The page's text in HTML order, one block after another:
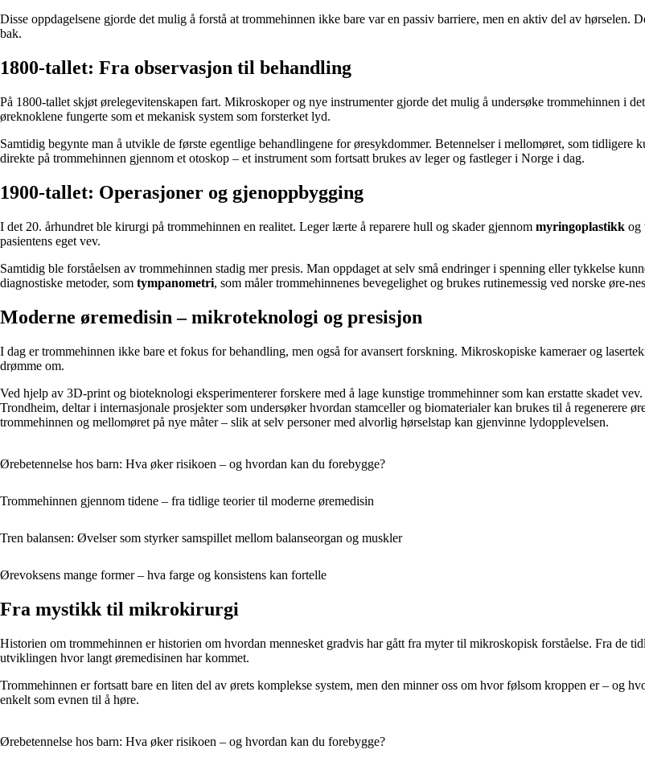
Disse oppdagelsene gjorde det mulig å forstå at trommehinnen ikke bare var en passiv barriere, men en aktiv del av
bak.
1800-tallet: Fra observasjon til behandling
På 1800-tallet skjøt ørelegevitenskapen fart. Mikroskoper og nye instrumenter gjorde det mulig å undersøke trommehinnen i
øreknoklene fungerte som et mekanisk system som forsterket lyd.
Samtidig begynte man å utvikle de første egentlige behandlingene for øresykdommer. Betennelser i mellomøret, som
direkte på trommehinnen gjennom et otoskop – et instrument som fortsatt brukes av leger og fastleger i Norge i dag.
1900-tallet: Operasjoner og gjenoppbygging
I det 20. århundret ble kirurgi på trommehinnen en realitet. Leger lærte å reparere hull og skader gjennom myringoplastikk og
pasientens eget vev.
Samtidig ble forståelsen av trommehinnen stadig mer presis. Man oppdaget at selv små endringer i spenning eller tykkelse
diagnostiske metoder, som tympanometri, som måler trommehinnenes bevegelighet og brukes rutinemessig ved norske øre-
Moderne øremedisin – mikroteknologi og presisjon
I dag er trommehinnen ikke bare et fokus for behandling, men også for avansert forskning. Mikroskopiske kameraer og
drømme om.
Ved hjelp av 3D-print og bioteknologi eksperimenterer forskere med å lage kunstige trommehinner som kan erstatte skadet
Trondheim, deltar i internasjonale prosjekter som undersøker hvordan stamceller og biomaterialer kan brukes til å regenerere
trommehinnen og mellomøret på nye måter – slik at selv personer med alvorlig hørselstap kan gjenvinne lydopplevelsen.
Ørebetennelse hos barn: Hva øker risikoen – og hvordan kan du forebygge?
Trommehinnen gjennom tidene – fra tidlige teorier til moderne øremedisin
Tren balansen: Øvelser som styrker samspillet mellom balanseorgan og muskler
Ørevoksens mange former – hva farge og konsistens kan fortelle
Fra mystikk til mikrokirurgi
Historien om trommehinnen er historien om hvordan mennesket gradvis har gått fra myter til mikroskopisk forståelse. Fra de
utviklingen hvor langt øremedisinen har kommet.
Trommehinnen er fortsatt bare en liten del av ørets komplekse system, men den minner oss om hvor følsom kroppen er – og
enkelt som evnen til å høre.
Ørebetennelse hos barn: Hva øker risikoen – og hvordan kan du forebygge?